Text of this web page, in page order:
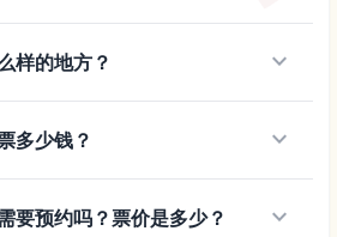
样的地方？ keyboard_arrow_down
多少钱？ keyboard_arrow_down
要预约吗？票价是多少？ keyboard_arrow_down